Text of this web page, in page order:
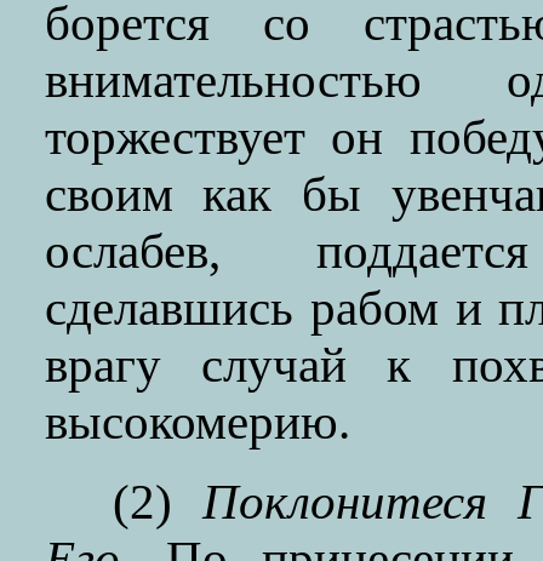
борется со
внимательностью
торжествует он
своим как бы
ослабев,
сделавшись рабом и
врагу случай к
высокомерию.
(2) Поклонитеся